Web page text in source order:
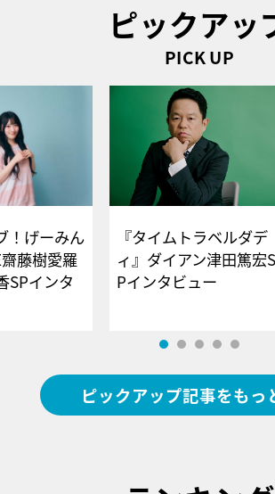
ピックアッ
PICK UP
！げーみん
藤樹愛羅
SPインタ
『タイムトラベルダデ
ィ』ダイアン津田篤宏S
Pインタビュー
ピックアップ記事をもっ